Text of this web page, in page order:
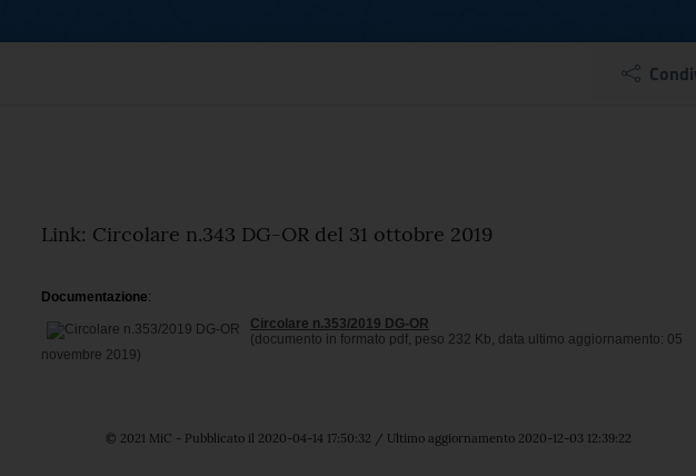
n.353/2019 DG-OR:
Link: Circolare n.343 DG-OR del 31 ottobre 2019
Documentazione:
Circolare n.353/2019 DG-OR
(documento in formato pdf, peso 232 Kb, data ultimo aggiornamento: 05
novembre 2019)
© 2021 MiC - Pubblicato il 2020-04-14 17:50:32 / Ultimo aggiornamento 2020-12-03 12:39:22